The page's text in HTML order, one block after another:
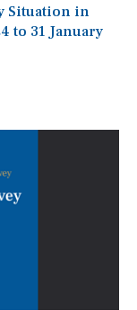
Situation in
to 31 January